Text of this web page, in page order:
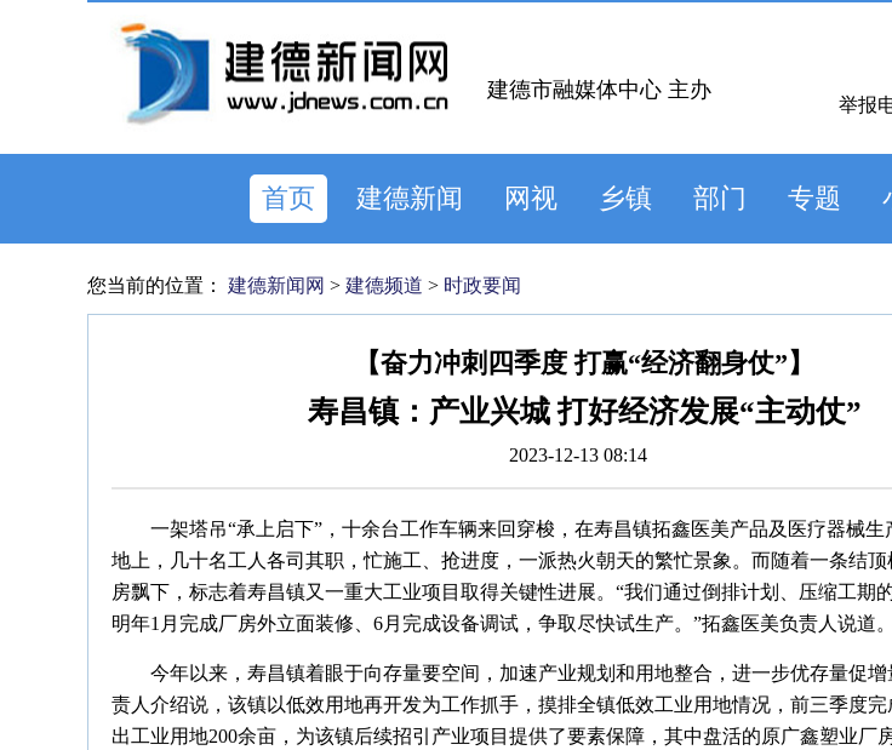
举报
建德市融媒体中心 主办
首页 建德新闻 网视 乡镇 部门 专题
您当前的位置： 建德新闻网 > 建德频道 > 时政要闻
【奋力冲刺四季度 打赢“经济翻身仗”】
寿昌镇：产业兴城 打好经济发展“主动仗”
2023-12-13 08:14
一架塔吊“承上启下”，十余台工作车辆来回穿梭，在寿昌镇拓鑫医美产品及医疗器械生
地上，几十名工人各司其职，忙施工、抢进度，一派热火朝天的繁忙景象。而随着一条结
房飘下，标志着寿昌镇又一重大工业项目取得关键性进展。“我们通过倒排计划、压缩工期
明年1月完成厂房外立面装修、6月完成设备调试，争取尽快试生产。”拓鑫医美负责人说道。
今年以来，寿昌镇着眼于向存量要空间，加速产业规划和用地整合，进一步优存量促增
责人介绍说，该镇以低效用地再开发为工作抓手，摸排全镇低效工业用地情况，前三季度
出工业用地200余亩，为该镇后续招引产业项目提供了要素保障，其中盘活的原广鑫塑业厂